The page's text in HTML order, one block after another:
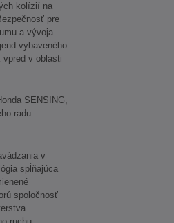
kolízií na
pre
a vývoja
vybaveného
v oblasti
SENSING,
radu
v
spĺňajúca
spoločnosť